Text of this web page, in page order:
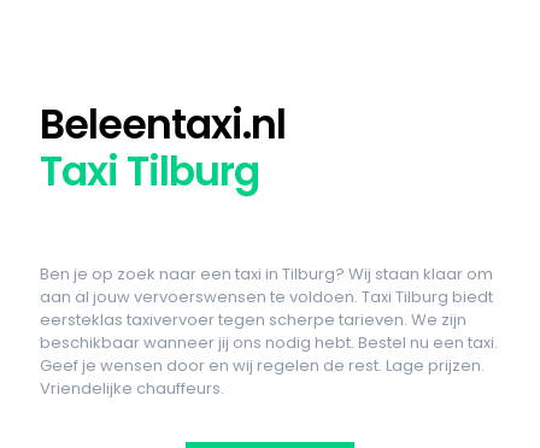
Beleentaxi.nl
Taxi Tilburg
Ben je op zoek naar een taxi in Tilburg? Wij staan klaar om
aan al jouw vervoerswensen te voldoen. Taxi Tilburg biedt
eersteklas taxivervoer tegen scherpe tarieven. We zijn
beschikbaar wanneer jij ons nodig hebt. Bestel nu een taxi.
Geef je wensen door en wij regelen de rest. Lage prijzen.
Vriendelijke chauffeurs.